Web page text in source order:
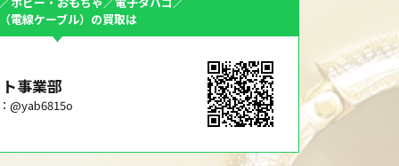
電線ケーブル）の買取は
事業部
@yab6815o